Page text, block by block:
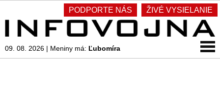
PODPORTE NÁS ŽIVÉ VYSIELANIE
09. 08. 2026 | Meniny má: Ľubomíra